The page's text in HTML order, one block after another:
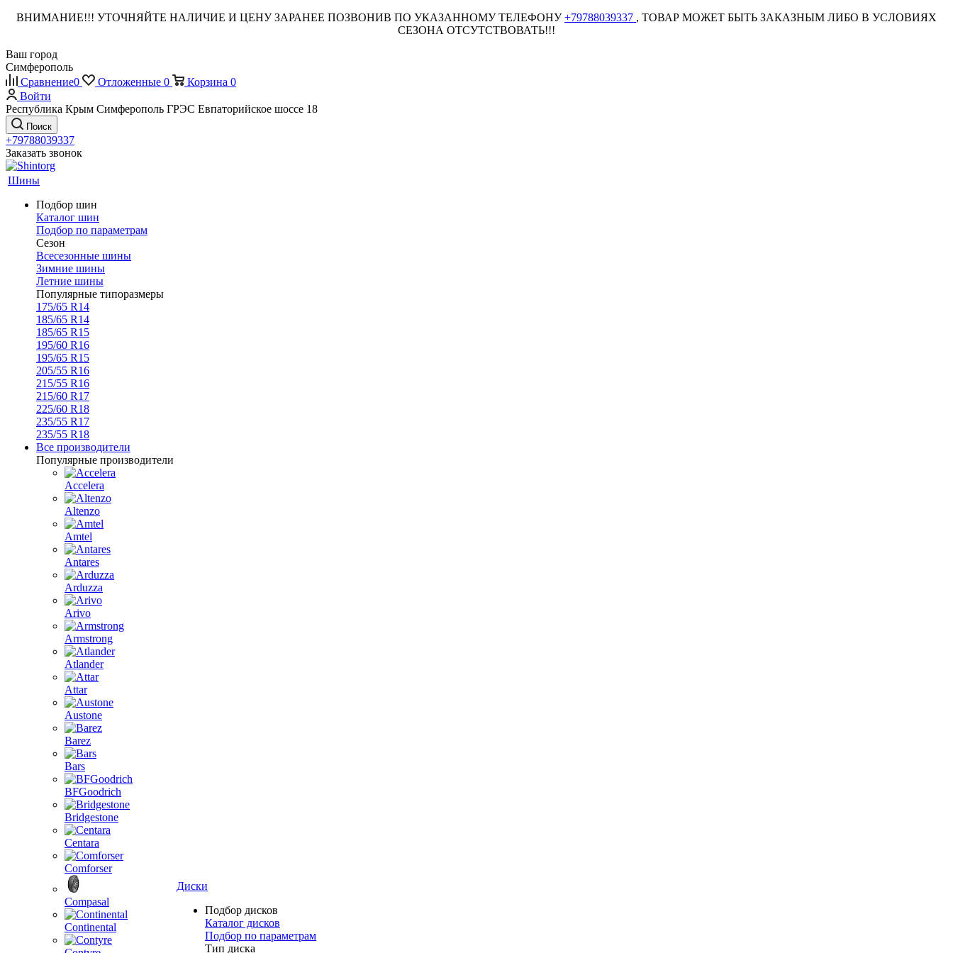
ВНИМАНИЕ!!! УТОЧНЯЙТЕ НАЛИЧИЕ И ЦЕНУ ЗАРАНЕЕ ПОЗВОНИВ ПО УКАЗАННОМУ ТЕЛЕФОНУ+79788039337 , ТОВАР МОЖЕТ БЫТЬ ЗАКАЗНЫМ ЛИБО В УСЛОВИЯХ
СЕЗОНА ОТСУТСТВОВАТЬ!!!
Ваш город
Симферополь
Сравнение0 Отложенные 0 Корзина 0
Войти
Республика Крым Симферополь ГРЭС Евпаторийское шоссе 18
Поиск
+79788039337
Заказать звонок
Шины
Подбор шин
Каталог шин
Подбор по параметрам
Сезон
Всесезонные шины
Зимние шины
Летние шины
Популярные типоразмеры
175/65 R14
185/65 R14
185/65 R15
195/60 R16
195/65 R15
205/55 R16
215/55 R16
215/60 R17
225/60 R18
235/55 R17
235/55 R18
Все производители
Популярные производители
Accelera
Altenzo
Amtel
Antares
Arduzza
Arivo
Armstrong
Atlander
Attar
Austone
Barez
Bars
BFGoodrich
Bridgestone
Centara
Comforser
Compasal
Continental
Диски
Подбор дисков
Каталог дисков
Подбор по параметрам
Тип диска